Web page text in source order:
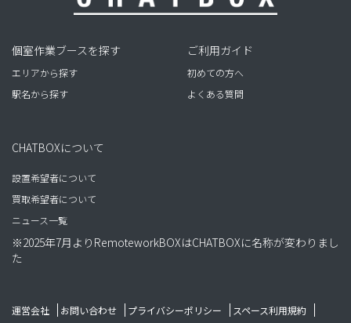
個室作業ブースを探す
エリアから探す
駅名から探す
ご利用ガイド
初めての方へ
よくある質問
CHATBOXについて
設置希望者について
買取希望者について
ニュース一覧
※2025年7月よりRemoteworkBOXはCHATBOXに名称が変わりまし
た
運営会社 お問い合わせ プライバシーポリシー
スペース利用規約